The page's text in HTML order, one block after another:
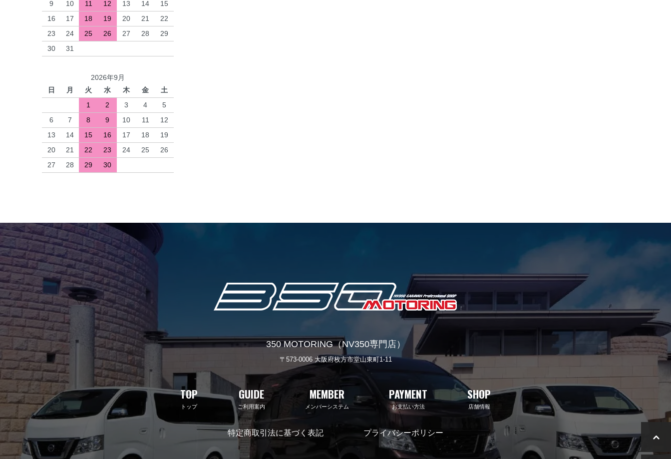
9
10 11 12 13 14
15
16
17 18 19 20 21
22
23
24 25 26 27 28
29
30
31
2026年9月
日
月 火 水 木 金
土
1
2 3 4
5
6
7 8 9 10 11
12
13
14 15 16 17 18
19
20
21 22 23 24 25
26
27
28 29 30
350 MOTORING（NV350専門店）
〒573-0006 大阪府枚方市堂山東町1-11
TOP
トップ
GUIDE
ご利用案内
MEMBER
メンバーシステム
PAYMENT
お支払い方法
SHOP
店舗情報
特定商取引法に基づく表記 プライバシーポリシー